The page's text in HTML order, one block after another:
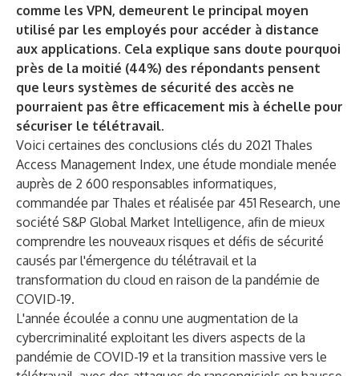
comme les VPN, demeurent le principal moyen
utilisé par les employés pour accéder à distance
aux applications. Cela explique sans doute pourquoi
près de la moitié (44%) des répondants pensent
que leurs systèmes de sécurité des accès ne
pourraient pas être efficacement mis à échelle pour
sécuriser le télétravail.
Voici certaines des conclusions clés du 2021 Thales
Access Management Index, une étude mondiale menée
auprès de 2 600 responsables informatiques,
commandée par Thales et réalisée par 451 Research, une
société S&P Global Market Intelligence, afin de mieux
comprendre les nouveaux risques et défis de sécurité
causés par l'émergence du télétravail et la
transformation du cloud en raison de la pandémie de
COVID-19.
L'année écoulée a connu une augmentation de la
cybercriminalité exploitant les divers aspects de la
pandémie de COVID-19 et la transition massive vers le